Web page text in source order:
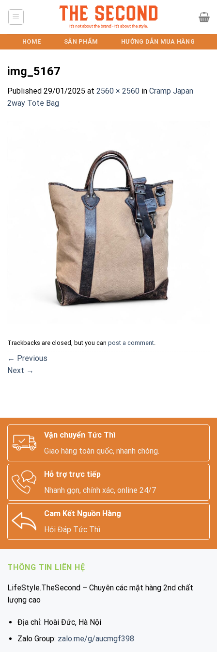
HOME SẢN PHẨM HƯỚNG DẪN MUA HÀNG
img_5167
Published 29/01/2025 at 2560 × 2560 in Cramp Japan
2way Tote Bag
Trackbacks are closed, but you can post a comment.
← Previous
Next →
Vận chuyển Tức Thì
Giao hàng toàn quốc, nhanh chóng.
Hỗ trợ trực tiếp
Nhanh gọn, chính xác, online 24/7
Cam Kết Nguồn Hàng
Hỏi Đáp Tức Thì
THÔNG TIN LIÊN HỆ
LifeStyle.TheSecond – Chuyên các mặt hàng 2nd chất
lượng cao
Địa chỉ: Hoài Đức, Hà Nội
Zalo Group: zalo.me/g/aucmgf398